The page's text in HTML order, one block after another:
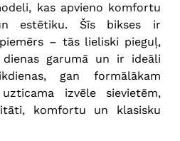
kas apvieno komfortu
estētiku. Šīs bikses ir
– tās lieliski pieguļ,
dienas garumā un ir ideāli
gan formālākam
izvēle sievietēm,
komfortu un klasisku